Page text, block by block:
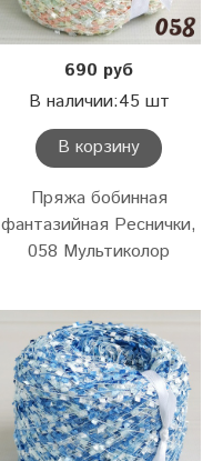
690 руб
В наличии:45 шт
В корзину
Пряжа бобинная
фантазийная Реснички,
058 Мультиколор